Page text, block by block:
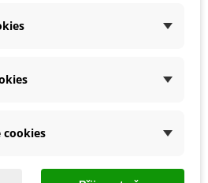
zálivku
cookies